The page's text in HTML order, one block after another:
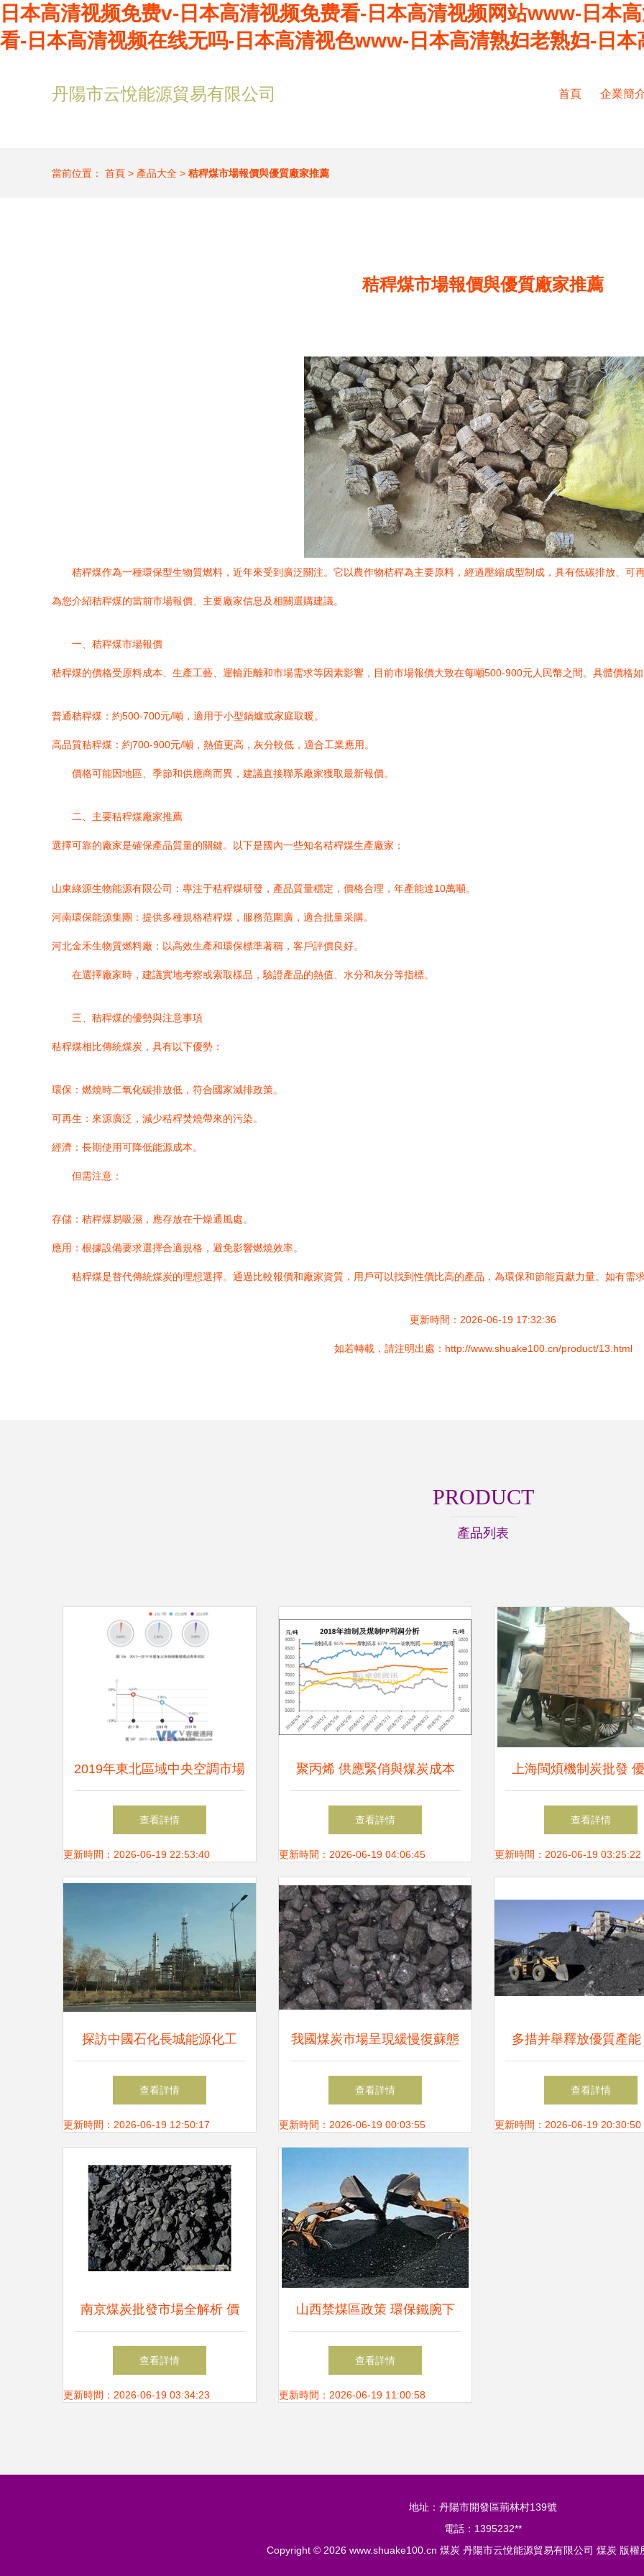
日本高清视频免费v-日本高清视频免费看-日本高清视频网站www-日本
看-日本高清视频在线无吗-日本高清视色www-日本高清熟妇老熟妇-日
丹陽市云悅能源貿易有限公司 首頁 企業簡
當前位置： 首頁 > 產品大全 > 秸稈煤市場報價與優質廠家推薦
秸稈煤市場報價與優質廠家推薦
秸稈煤作為一種環保型生物質燃料，近年來受到廣泛關注。它以農作物秸稈為主要原料，經過壓縮成型制成，具有低碳排放、可
為您介紹秸稈煤的當前市場報價、主要廠家信息及相關選購建議。
一、秸稈煤市場報價
秸稈煤的價格受原料成本、生產工藝、運輸距離和市場需求等因素影響，目前市場報價大致在每噸500-900元人民幣之間。具體價格
普通秸稈煤：約500-700元/噸，適用于小型鍋爐或家庭取暖。
高品質秸稈煤：約700-900元/噸，熱值更高，灰分較低，適合工業應用。
價格可能因地區、季節和供應商而異，建議直接聯系廠家獲取最新報價。
二、主要秸稈煤廠家推薦
選擇可靠的廠家是確保產品質量的關鍵。以下是國內一些知名秸稈煤生產廠家：
山東綠源生物能源有限公司：專注于秸稈煤研發，產品質量穩定，價格合理，年產能達10萬噸。
河南環保能源集團：提供多種規格秸稈煤，服務范圍廣，適合批量采購。
河北金禾生物質燃料廠：以高效生產和環保標準著稱，客戶評價良好。
在選擇廠家時，建議實地考察或索取樣品，驗證產品的熱值、水分和灰分等指標。
三、秸稈煤的優勢與注意事項
秸稈煤相比傳統煤炭，具有以下優勢：
環保：燃燒時二氧化碳排放低，符合國家減排政策。
可再生：來源廣泛，減少秸稈焚燒帶來的污染。
經濟：長期使用可降低能源成本。
但需注意：
存儲：秸稈煤易吸濕，應存放在干燥通風處。
應用：根據設備要求選擇合適規格，避免影響燃燒效率。
秸稈煤是替代傳統煤炭的理想選擇。通過比較報價和廠家資質，用戶可以找到性價比高的產品，為環保和節能貢獻力量。如有需
更新時間：2026-06-19 17:32:36
如若轉載，請注明出處：http://www.shuake100.cn/product/13.html
PRODUCT
產品列表
2019年東北區域中央空調市場
年報分析 煤炭行業影響下的
冷暖格局
查看詳情
更新時間：2026-06-19 22:53:40
聚丙烯 供應緊俏與煤炭成本
雙驅動下的上漲之路
查看詳情
更新時間：2026-06-19 04:06:45
上海閩煩機制炭批發
烤炭的專業之選
查看詳情
更新時間：2026-06-19 03:25:22
探訪中國石化長城能源化工
（寧夏） 煤炭的綠色轉型之
路
查看詳情
更新時間：2026-06-19 12:50:17
我國煤炭市場呈現緩慢復蘇態
勢，多重市場因素主導格局演
變
查看詳情
更新時間：2026-06-19 00:03:55
多措并舉釋放優質產能
煤炭行業健康可持續
查看詳情
更新時間：2026-06-19 20:30:50
南京煤炭批發市場全解析 價
格、公司詳情與選購指南
查看詳情
更新時間：2026-06-19 03:34:23
山西禁煤區政策 環保鐵腕下
的民生溫度
查看詳情
更新時間：2026-06-19 11:00:58
地址：丹陽市開發區荊林村139號
電話：1395232**
Copyright © 2026 www.shuake100.cn 煤炭 丹陽市云悅能源貿易有限公司 煤炭版權